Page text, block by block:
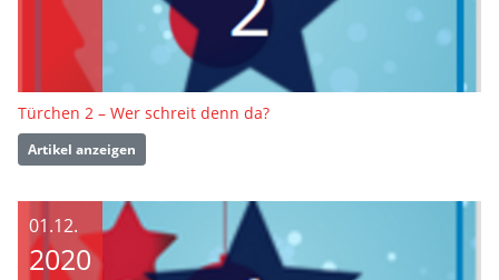
Türchen 2 – Wer schreit denn da?
Artikel anzeigen
01.12.
2020